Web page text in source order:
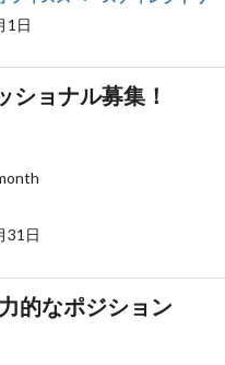
1日
ョナル募集！
31日
的なポジション